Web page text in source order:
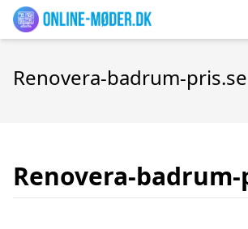
Renovera-badrum-pris.se
Renovera-